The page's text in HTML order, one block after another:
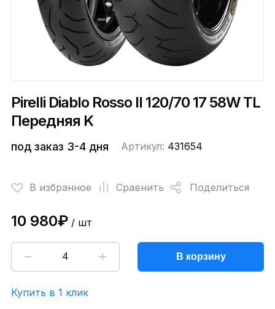
Pirelli Diablo Rosso II 120/70 17 58W TL
Передняя K
под заказ 3-4 дня Артикул: 431654
В избранное Сравнить Поделиться
10 980₽/ шт
В корзину
Купить в 1 клик